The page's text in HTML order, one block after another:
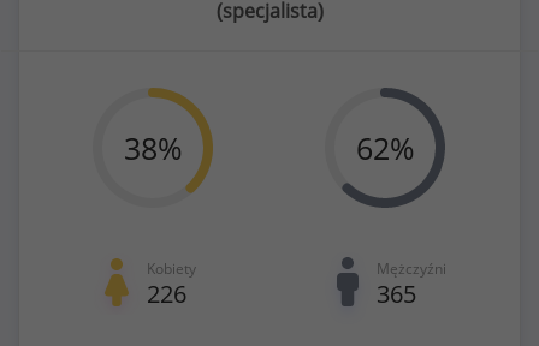
(specjalista)
38%
Kobiety
226
62%
Mężczyźni
365